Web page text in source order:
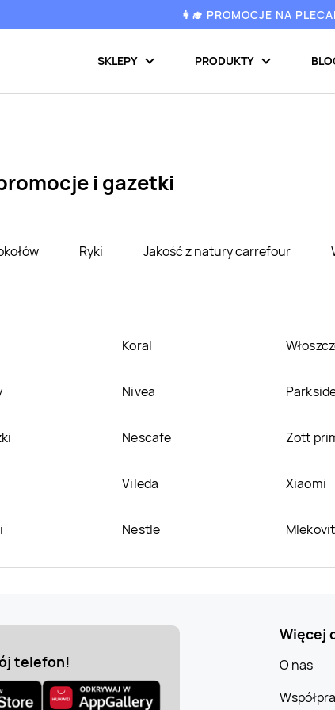
👩‍🎓 PROMOCJE NA
SKLEPY PRODUKTY
i gazetki
Ryki Jakość z natury carrefour
Koral
Nivea
Nescafe Zott
Vileda Xiaomi
Nestle
telefon!
Więcej
O nas